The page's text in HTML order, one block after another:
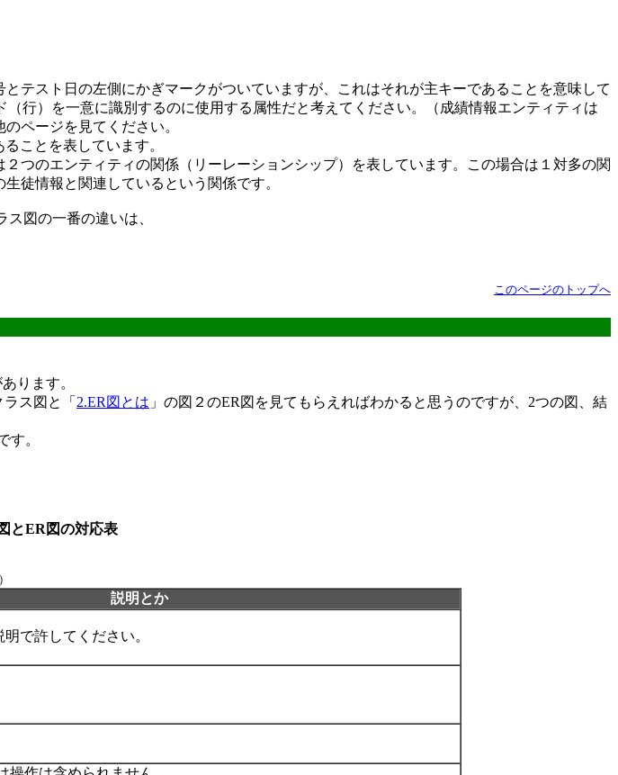
スト日の左側にかぎマークがついていますが、これはそれが主キーであることを意味して
行）を一意に識別するのに使用する属性だと考えてください。（成績情報エンティティは
ページを見てください。
ことを表しています。
つのエンティティの関係（リーレーションシップ）を表しています。この場合は１対多の関
徒情報と関連しているという関係です。
ス図の一番の違いは、
このページのトップへ
ります。
ス図と「 2.ER図とは 」の図２のER図を見てもらえればわかると思うのですが、2つの図、結
す。
とER図の対応表
説明とか
で許してください。